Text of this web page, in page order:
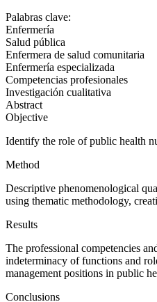
Palabras clave:
Enfermería
Salud pública
Enfermera de salud comunitaria
Enfermería especializada
Competencias profesionales
Investigación cualitativa
Abstract
Objective
Identify the role of public health
Method
Descriptive phenomenological
using thematic methodology,
Results
The professional competencies
indeterminacy of functions and
management positions in public
Conclusions